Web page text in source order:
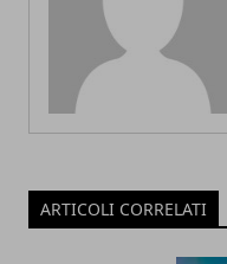
ARTICOLI CORRELATI